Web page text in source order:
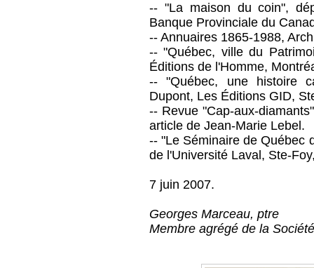
-- "La maison du coin",
Banque Provinciale du
-- Annuaires 1865-1988,
-- "Québec, ville du
Éditions de l'Homme,
-- "Québec, une histoire
Dupont, Les Éditions GID,
-- Revue "Cap-aux-
article de Jean-Marie Lebel.
-- "Le Séminaire de Québec
de l'Université Laval, Ste-
7 juin 2007.
Georges Marceau, ptre
Membre agrégé de la